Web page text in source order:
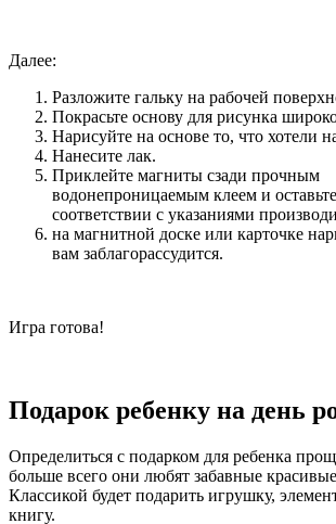
Далее:
Разложите гальку на рабочей
Покрасьте основу для рисунка
Нарисуйте на основе то, что хотели
Нанесите лак.
Приклейте магниты сзади прочным
водонепроницаемым клеем и
соответствии с указаниями
на магнитной доске или карточке
вам заблагорассудится.
Игра готова!
Подарок ребенку на день
Определиться с подарком для ребенка
больше всего они любят забавные
Классикой будет подарить игрушку,
книгу.